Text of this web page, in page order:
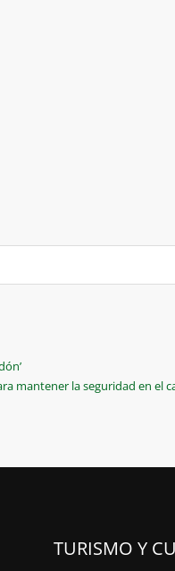
mantener la seguridad en el
TURISMO Y